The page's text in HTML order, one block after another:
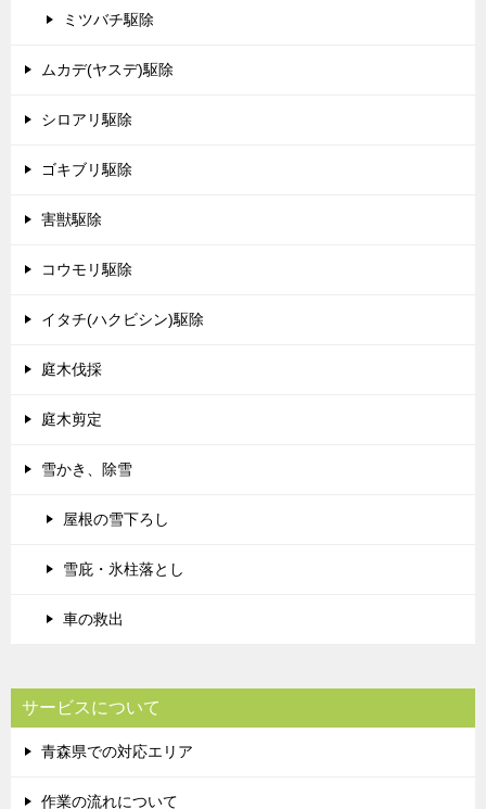
ミツバチ駆除
ムカデ(ヤスデ)駆除
シロアリ駆除
ゴキブリ駆除
害獣駆除
コウモリ駆除
イタチ(ハクビシン)駆除
庭木伐採
庭木剪定
雪かき、除雪
屋根の雪下ろし
雪庇・氷柱落とし
車の救出
サービスについて
青森県での対応エリア
作業の流れについて